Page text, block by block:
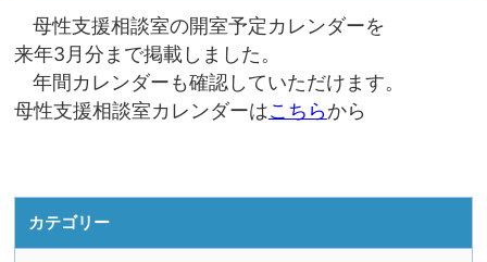
母性支援相談室の開室予定カレンダーを
来年3月分まで掲載しました。
年間カレンダーも確認していただけます。
母性支援相談室カレンダーはこちらから
カテゴリー